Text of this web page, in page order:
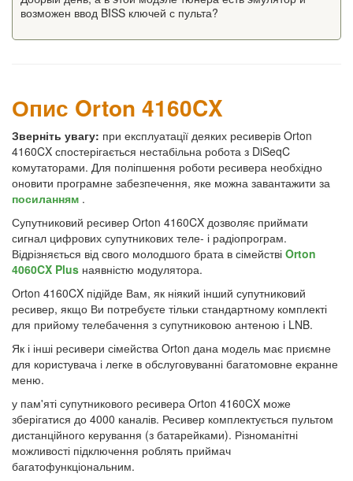
возможен ввод BISS ключей с пульта?
Опис Orton 4160CX
Зверніть увагу: при експлуатації деяких ресиверів Orton
4160CX спостерігається нестабільна робота з DiSeqC
комутаторами. Для поліпшення роботи ресивера необхідно
оновити програмне забезпечення, яке можна завантажити за
посиланням .
Супутниковий ресивер Orton 4160CX дозволяє приймати
сигнал цифрових супутникових теле- і радіопрограм.
Відрізняється від свого молодшого брата в сімействі Orton
4060CX Plus наявністю модулятора.
Orton 4160CX підійде Вам, як ніякий інший супутниковий
ресивер, якщо Ви потребуєте тільки стандартному комплекті
для прийому телебачення з супутниковою антеною і LNB.
Як і інші ресивери сімейства Orton дана модель має приємне
для користувача і легке в обслуговуванні багатомовне екранне
меню.
у пам'яті супутникового ресивера Orton 4160CX може
зберігатися до 4000 каналів. Ресивер комплектується пультом
дистанційного керування (з батарейками). Різноманітні
можливості підключення роблять приймач
багатофункціональним.